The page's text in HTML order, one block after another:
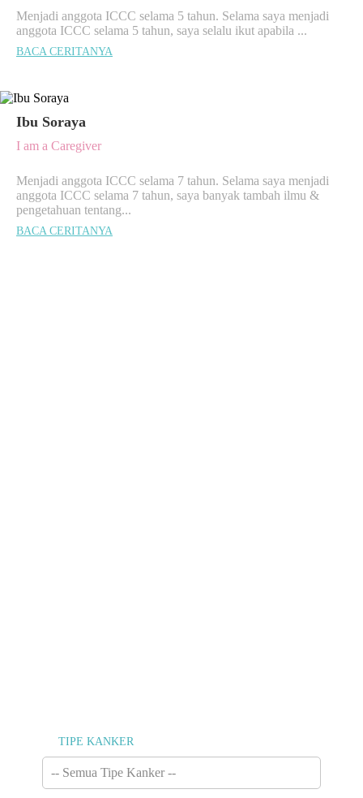
Menjadi anggota ICCC selama 5 tahun. Selama saya menjadi
anggota ICCC selama 5 tahun, saya selalu ikut apabila ...
BACA CERITANYA
Ibu Soraya
I am a Caregiver
Menjadi anggota ICCC selama 7 tahun. Selama saya menjadi
anggota ICCC selama 7 tahun, saya banyak tambah ilmu &
pengetahuan tentang...
BACA CERITANYA
TIPE KANKER